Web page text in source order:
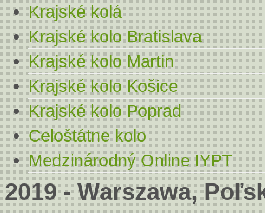
Krajské kolá
Krajské kolo Bratislava
Krajské kolo Martin
Krajské kolo Košice
Krajské kolo Poprad
Celoštátne kolo
Medzinárodný Online IYPT
2019 - Warszawa,